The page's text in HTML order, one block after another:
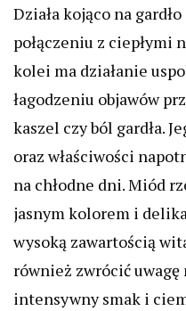
Działa kojąco na
połączeniu z ciepłymi
kolei ma działanie
łagodzeniu objawów
kaszel czy ból gardła.
oraz właściwości
na chłodne dni. Miód
jasnym kolorem i
wysoką zawartością
również zwrócić
intensywny smak i